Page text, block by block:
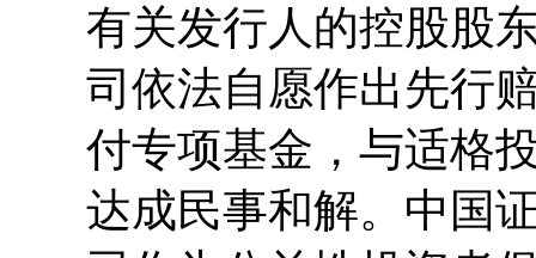
有关发行人的控股股
司依法自愿作出先行
付专项基金，与适格
达成民事和解。中国